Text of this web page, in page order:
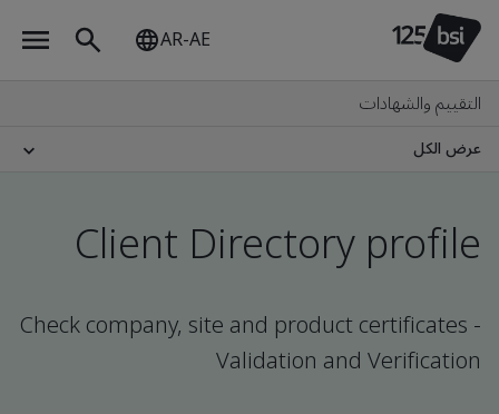
AR-AE
التقييم والشهادات
عرض الكل
Client Directory profile
Check company, site and product certificates -
Validation and Verification